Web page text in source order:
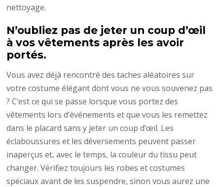
nettoyage.
N’oubliez pas de jeter un coup d’œil
à vos vêtements après les avoir
portés.
Vous avez déjà rencontré des taches aléatoires sur
votre costume élégant dont vous ne vous souvenez pas
? C’est ce qui se passe lorsque vous portez des
vêtements lors d’événements et que vous les remettez
dans le placard sans y jeter un coup d’œil. Les
éclaboussures et les déversements peuvent passer
inaperçus et, avec le temps, la couleur du tissu peut
changer. Vérifiez toujours les robes et costumes
spéciaux avant de les suspendre, sinon vous aurez une